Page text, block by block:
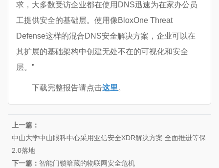
求，大多数受访企业都在使用DNS迅速为在家办公员
工提供安全的基础层。使用像BloxOne Threat
Defense这样的混合DNS安全解决方案，企业可以在
其扩展的基础架构中创建无处不在的可视化和安全
层。”
下载完整报告请点击这里。
上一篇：
中山大学中山眼科中心采用亚信安全XDR解决方案 全面推进等保
2.0落地
下一篇： 智能门锁暗藏的物联网安全危机